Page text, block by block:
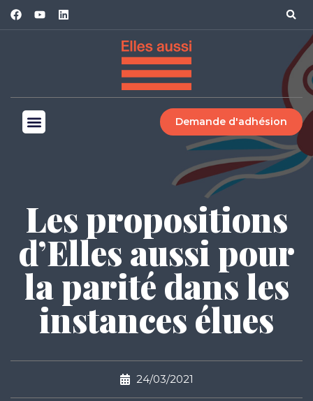
Demande d'adhésion
Les propositions
d’Elles aussi pour
la parité dans les
instances élues
24/03/2021